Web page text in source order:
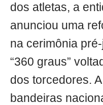
dos atletas, a
anunciou uma
na cerimônia
“360 graus”
dos torcedores.
bandeiras